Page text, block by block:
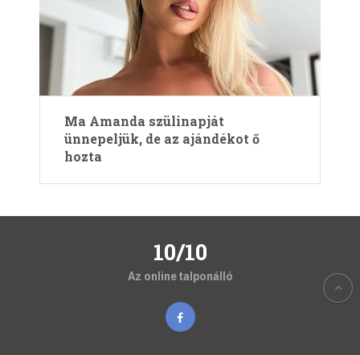
Ma Amanda szülinapját
ünnepeljük, de az ajándékot ő
hozta
10/10
Az online talponálló